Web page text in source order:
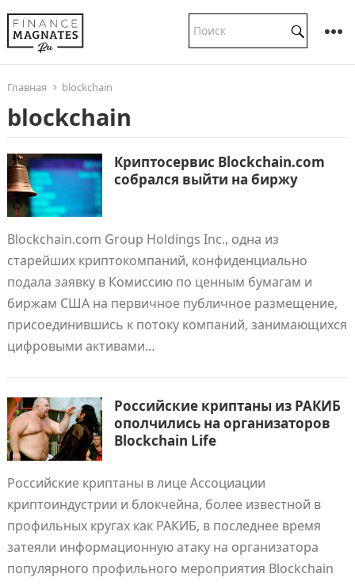
Главная blockchain
blockchain
Криптосервис Blockchain.com
собрался выйти на биржу
Blockchain.com Group Holdings Inc., одна из
старейших криптокомпаний, конфиденциально
подала заявку в Комиссию по ценным бумагам и
биржам США на первичное публичное размещение,
присоединившись к потоку компаний, занимающихся
цифровыми активами…
Российские криптаны из РАКИБ
ополчились на организаторов
Blockchain Life
Российские криптаны в лице Ассоциации
криптоиндустрии и блокчейна, более известной в
профильных кругах как РАКИБ, в последнее время
затеяли информационную атаку на организатора
популярного профильного мероприятия Blockchain